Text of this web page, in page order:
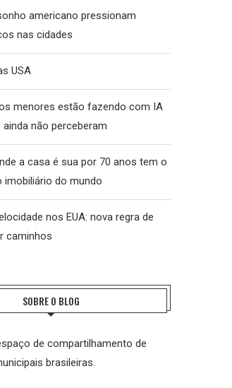
americano pressionam
nas cidades
USA
menores estão fazendo com IA
não perceberam
a casa é sua por 70 anos tem o
imobiliário do mundo
nos EUA: nova regra de
caminhos
SOBRE O BLOG
de compartilhamento de
brasileiras.